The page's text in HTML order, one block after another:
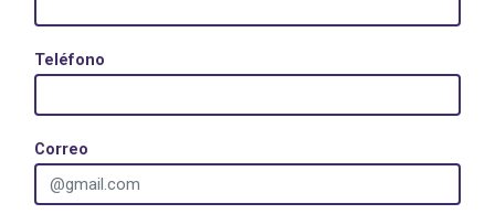
Teléfono
Correo